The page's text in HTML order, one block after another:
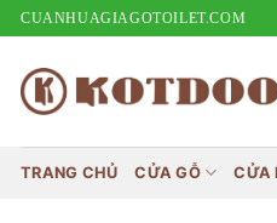
Bỏ
dung
CUANHUAGIAGOTOILET.COM
TRANG CHỦ CỬA GỖ CỬA